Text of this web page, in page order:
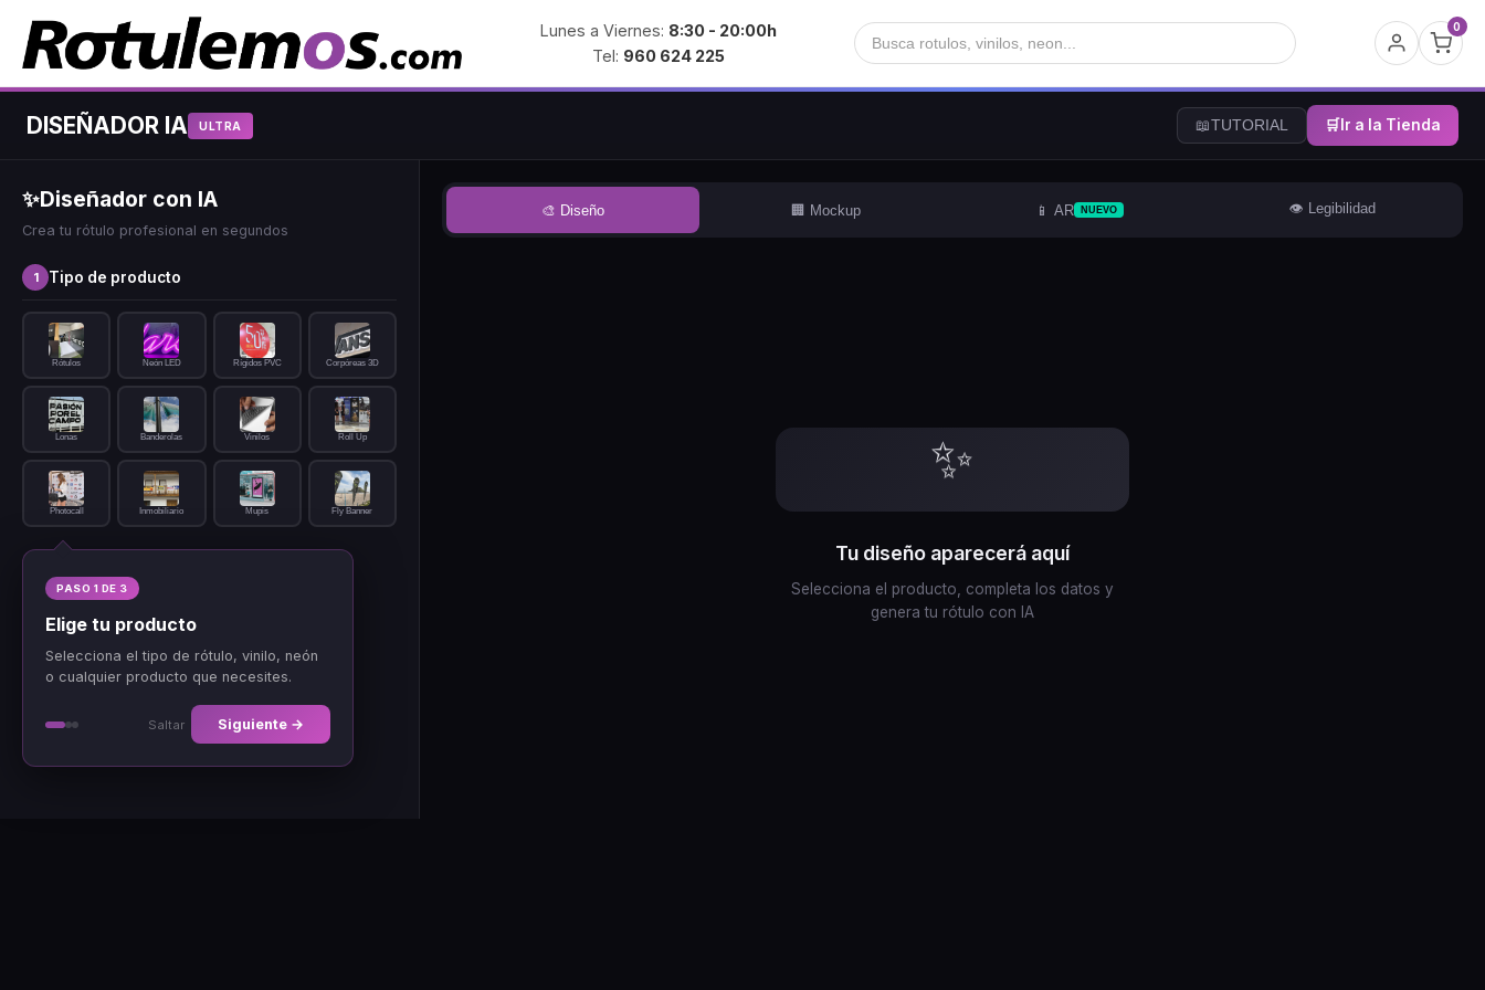
Lunes a Viernes: 8:30 - 20:00h
Tel: 960 624 225
0
DISEÑADOR IA ULTRA 📖TUTORIAL 🛒 Ir a la Tienda
✨Diseñador con IA
Crea tu rótulo profesional en segundos
1 Tipo de producto
Rótulos Neón LED Rígidos PVC Corpóreas 3D
Lonas Banderolas Vinilos Roll Up
Photocall Inmobiliario Mupis Fly Banner
Estilo y acabado
4 Describe tu diseño(opcional)
Tamaño aproximado(para presupuesto)
🎨 Diseño 🏢 Mockup 📱 AR NUEVO 👁️ Legibilidad
Tu diseño aparecerá aquí
Selecciona el producto, completa los datos y
genera tu rótulo con IA
PASO 1 DE 3
Elige tu producto
Selecciona el tipo de rótulo, vinilo, neón
o cualquier producto que necesites.
Saltar Siguiente →